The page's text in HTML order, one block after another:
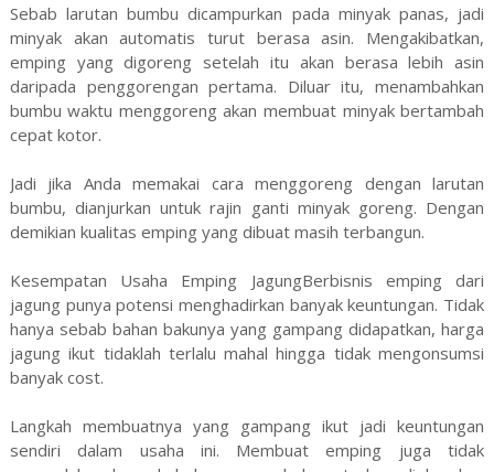
Sebab larutan bumbu dicampurkan pada minyak panas, jadi
minyak akan automatis turut berasa asin. Mengakibatkan,
emping yang digoreng setelah itu akan berasa lebih asin
daripada penggorengan pertama. Diluar itu, menambahkan
bumbu waktu menggoreng akan membuat minyak bertambah
cepat kotor.
Jadi jika Anda memakai cara menggoreng dengan larutan
bumbu, dianjurkan untuk rajin ganti minyak goreng. Dengan
demikian kualitas emping yang dibuat masih terbangun.
Kesempatan Usaha Emping JagungBerbisnis emping dari
jagung punya potensi menghadirkan banyak keuntungan. Tidak
hanya sebab bahan bakunya yang gampang didapatkan, harga
jagung ikut tidaklah terlalu mahal hingga tidak mengonsumsi
banyak cost.
Langkah membuatnya yang gampang ikut jadi keuntungan
sendiri dalam usaha ini. Membuat emping juga tidak